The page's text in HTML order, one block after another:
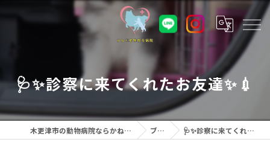
🩺✨️診察に来てくれたお友達✨️💉
木更津市の動物病院ならかねだ動物総合病院 ブログ 🩺✨️診察に来てくれたお友達✨️💉